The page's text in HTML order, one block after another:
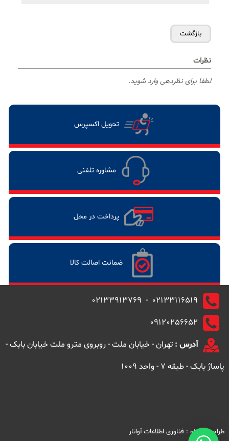
نظرات
لطفا برای نظردهی وارد شوید.
تحویل اکسپرس
مشاوره تلفنی
پرداخت در محل
ضمانت اصالت کالا
02133116519 - 02133913769
09120256652
آدرس : تهران - خیابان ملت - روبروی مترو ملت خیابان بابک -
پاساژ بابک - طبقه 7 - واحد 1009
طراحی و سئو : فناوری اطلاعات آواتار